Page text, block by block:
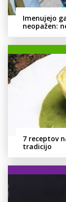
Imenujejo
neopažen:
7 receptov
tradicijo